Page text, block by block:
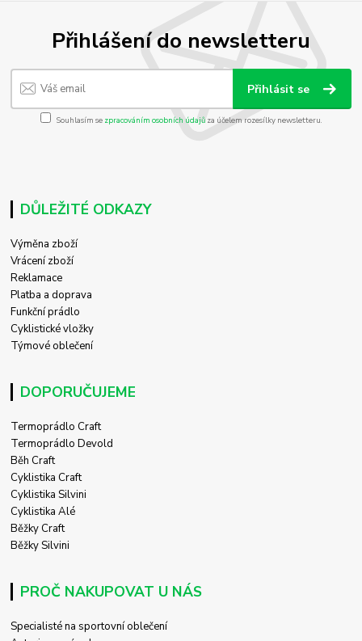
Přihlášení do newsletteru
Přihlásit se
Souhlasím se zpracováním osobních údajůza účelem rozesílky newsletteru.
DŮLEŽITÉ ODKAZY
Výměna zboží
Vrácení zboží
Reklamace
Platba a doprava
Funkční prádlo
Cyklistické vložky
Týmové oblečení
DOPORUČUJEME
Termoprádlo Craft
Termoprádlo Devold
Běh Craft
Cyklistika Craft
Cyklistika Silvini
Cyklistika Alé
Běžky Craft
Běžky Silvini
PROČ NAKUPOVAT U NÁS
Specialisté na sportovní oblečení